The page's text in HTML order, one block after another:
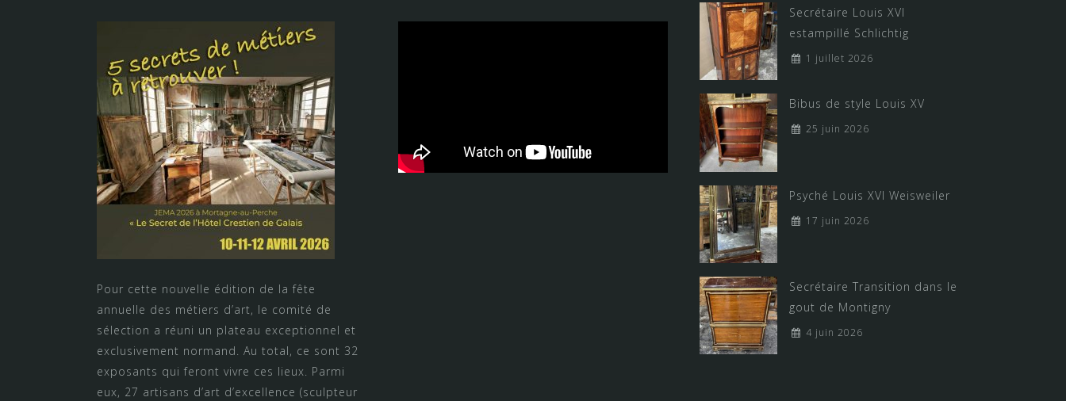
Pour cette nouvelle édition de la fête
annuelle des métiers d’art, le comité de
sélection a réuni un plateau exceptionnel et
exclusivement normand. Au total, ce sont 32
exposants qui feront vivre ces lieux. Parmi
eux, 27 artisans d’art d’excellence (sculpteur
Secrétaire Louis XVI
estampillé Schlichtig
1 juillet 2026
Bibus de style Louis XV
25 juin 2026
Psyché Louis XVI Weisweiler
17 juin 2026
Secrétaire Transition dans le
gout de Montigny
4 juin 2026